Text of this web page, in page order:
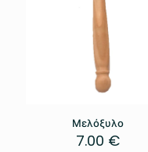
Μελόξυλο
7.00 €